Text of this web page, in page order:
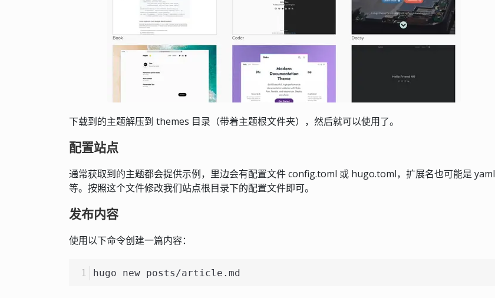
下载到的主题解压到 themes 目录（带着主题根文件夹），然后就可以使用了。
配置站点
通常获取到的主题都会提供示例，里边会有配置文件 config.toml 或 hugo.toml，扩展名也可能是 yaml
等。按照这个文件修改我们站点根目录下的配置文件即可。
发布内容
使用以下命令创建一篇内容：
hugo new posts/article.md